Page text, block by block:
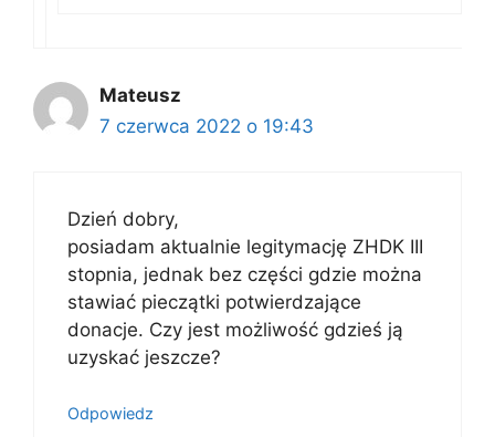
Mateusz
7 czerwca 2022 o 19:43
Dzień dobry,
posiadam aktualnie legitymację ZHDK III
stopnia, jednak bez części gdzie można
stawiać pieczątki potwierdzające
donacje. Czy jest możliwość gdzieś ją
uzyskać jeszcze?
Odpowiedz